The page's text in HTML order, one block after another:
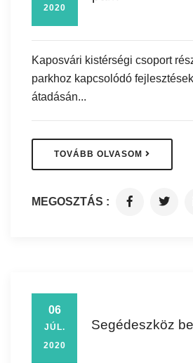
2020
Kaposvári kistérségi csoport
parkhoz kapcsolódó
átadásán...
TOVÁBB OLVASOM
MEGOSZTÁS :
06
JÚL.
2020
Segédeszköz